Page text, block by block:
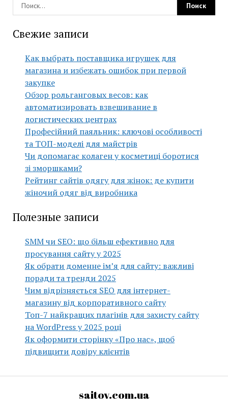
Свежие записи
Как выбрать поставщика игрушек для
магазина и избежать ошибок при первой
закупке
Обзор рольганговых весов: как
автоматизировать взвешивание в
логистических центрах
Професійний паяльник: ключові особливості
та ТОП-моделі для майстрів
Чи допомагає колаген у косметиці боротися
зі зморшками?
Рейтинг сайтів одягу для жінок: де купити
жіночий одяг від виробника
Полезные записи
SMM чи SEO: що більш ефективно для
просування сайту у 2025
Як обрати доменне ім’я для сайту: важливі
поради та тренди 2025
Чим відрізняється SEO для інтернет-
магазину від корпоративного сайту
Топ-7 найкращих плагінів для захисту сайту
на WordPress у 2025 році
Як оформити сторінку «Про нас», щоб
підвищити довіру клієнтів
saitov.com.ua